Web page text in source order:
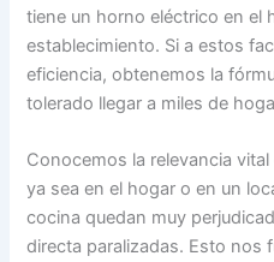
tiene un horno eléctrico en el
establecimiento. Si a estos
eficiencia, obtenemos la
tolerado llegar a miles de
Conocemos la relevancia
ya sea en el hogar o en un
cocina quedan muy
directa paralizadas. Esto nos